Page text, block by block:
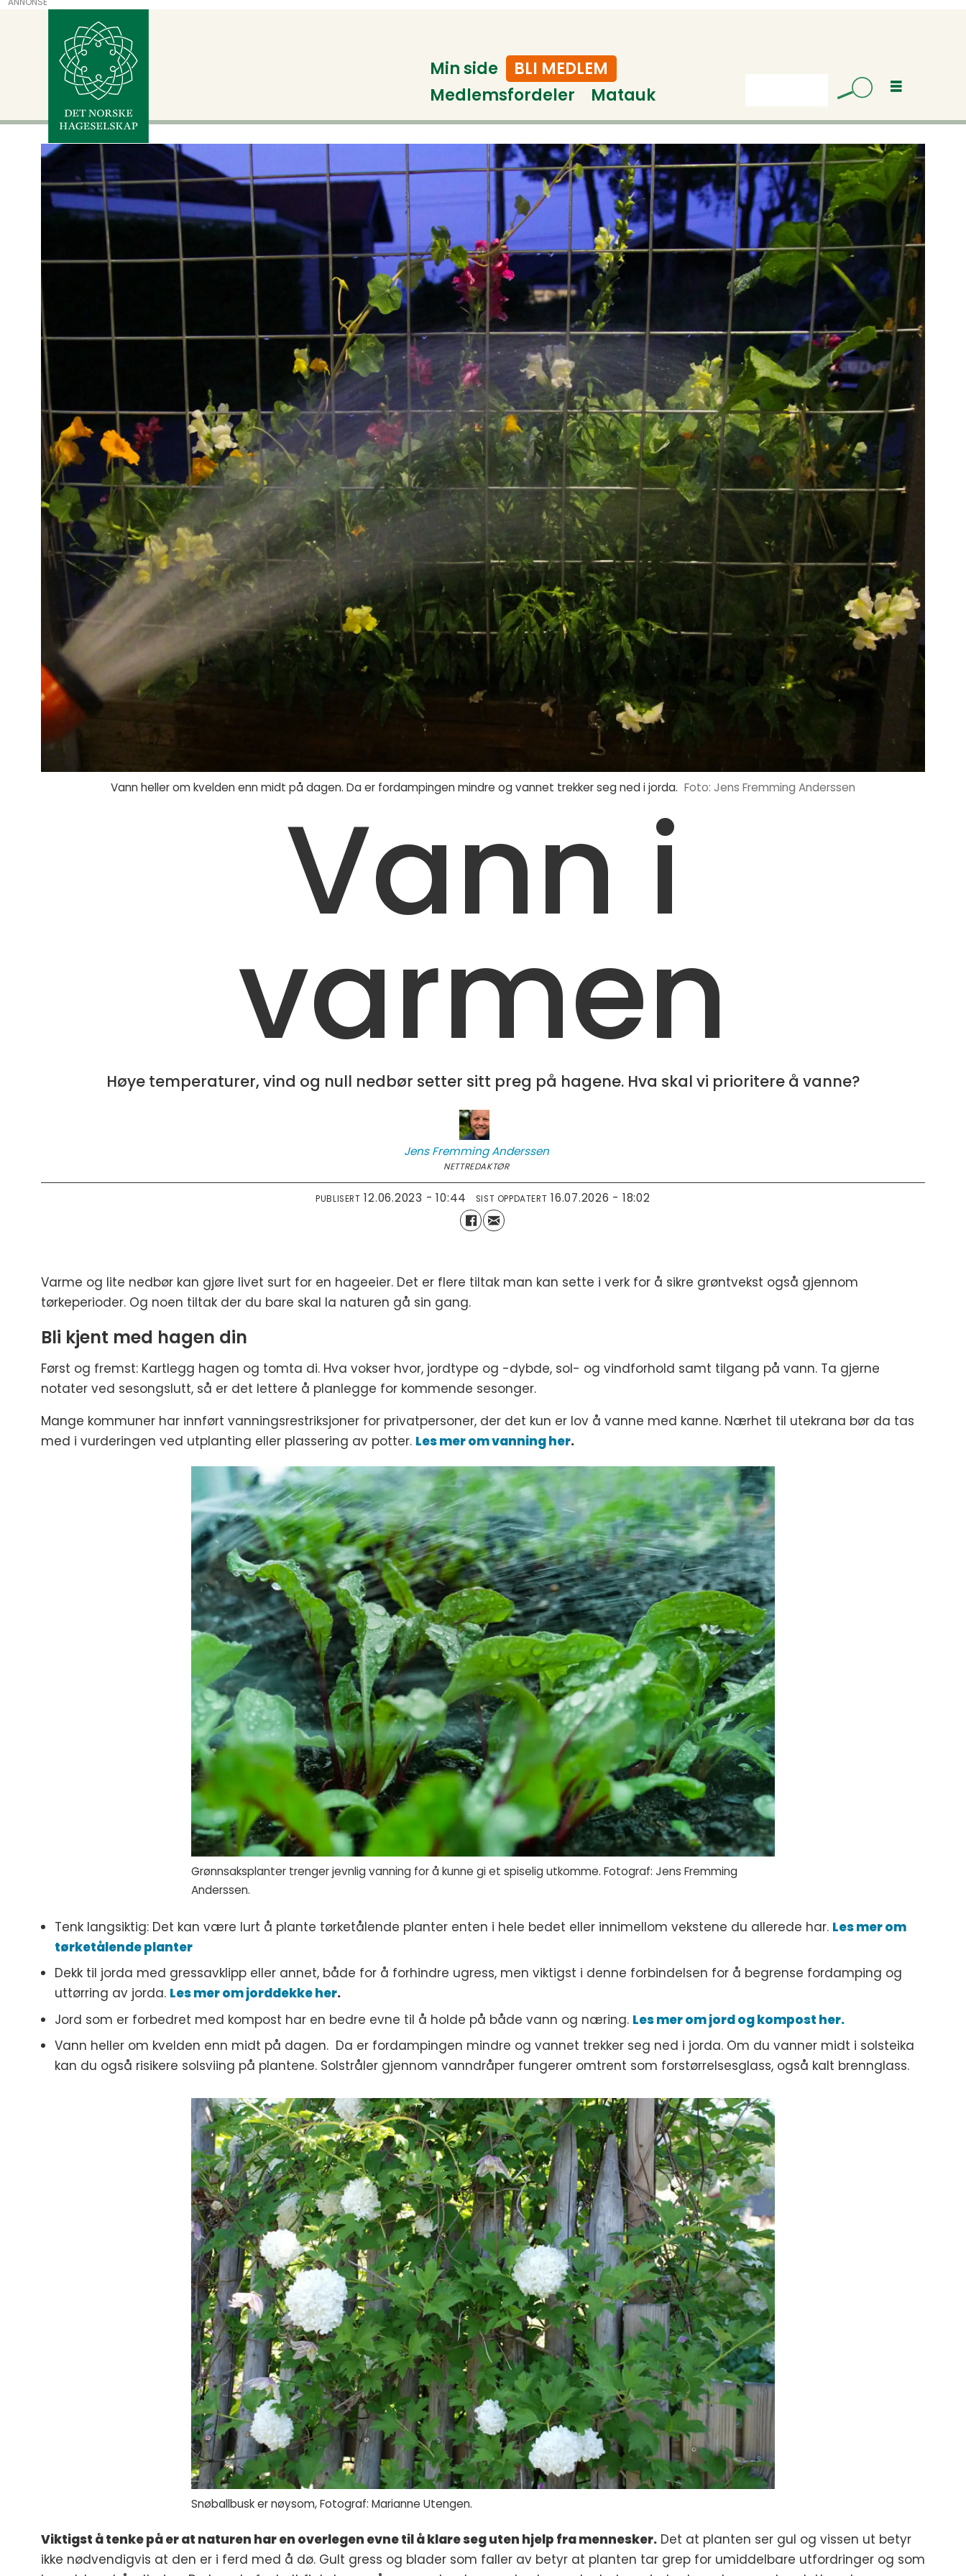
Min side
BLI MEDLEM
Medlemsfordeler
Matauk
Vann heller om kvelden enn midt på dagen. Da er fordampingen mindre og vannet trekker seg ned i jorda. Foto: Jens Fremming Anderssen
Vann i
varmen
Høye temperaturer, vind og null nedbør setter sitt preg på hagene. Hva skal vi prioritere å vanne?
Jens FremmingAnderssen
NETTREDAKTØR
PUBLISERT 12.06.2023 - 10:44 SIST OPPDATERT 16.07.2026 - 18:02
Varme og lite nedbør kan gjøre livet surt for en hageeier. Det er flere tiltak man kan sette i verk for å sikre grøntvekst også gjennom
tørkeperioder. Og noen tiltak der du bare skal la naturen gå sin gang.
Bli kjent med hagen din
Først og fremst: Kartlegg hagen og tomta di. Hva vokser hvor, jordtype og -dybde, sol- og vindforhold samt tilgang på vann. Ta gjerne
notater ved sesongslutt, så er det lettere å planlegge for kommende sesonger.
Mange kommuner har innført vanningsrestriksjoner for privatpersoner, der det kun er lov å vanne med kanne. Nærhet til utekrana bør da tas
med i vurderingen ved utplanting eller plassering av potter. Les mer om vanning her.
Grønnsaksplanter trenger jevnlig vanning for å kunne gi et spiselig utkomme. Fotograf: Jens Fremming
Anderssen.
Tenk langsiktig: Det kan være lurt å plante tørketålende planter enten i hele bedet eller innimellom vekstene du allerede har. Les mer om
tørketålende planter
Dekk til jorda med gressavklipp eller annet, både for å forhindre ugress, men viktigst i denne forbindelsen for å begrense fordamping og
uttørring av jorda. Les mer om jorddekke her.
Jord som er forbedret med kompost har en bedre evne til å holde på både vann og næring. Les mer om jord og kompost her.
Vann heller om kvelden enn midt på dagen. Da er fordampingen mindre og vannet trekker seg ned i jorda. Om du vanner midt i solsteika
kan du også risikere solsviing på plantene. Solstråler gjennom vanndråper fungerer omtrent som forstørrelsesglass, også kalt brennglass.
Snøballbusk er nøysom, Fotograf: Marianne Utengen.
Viktigst å tenke på er at naturen har en overlegen evne til å klare seg uten hjelp fra mennesker.Det at planten ser gul og vissen ut betyr
ikke nødvendigvis at den er i ferd med å dø. Gult gress og blader som faller av betyr at planten tar grep for umiddelbare utfordringer og som